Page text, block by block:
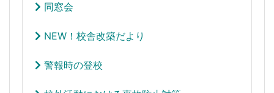
同窓会
NEW！校舎改築だより
警報時の登校